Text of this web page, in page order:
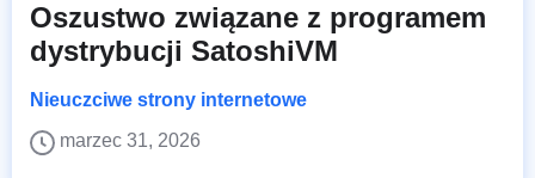
Oszustwo związane z programem
dystrybucji SatoshiVM
Nieuczciwe strony internetowe
marzec 31, 2026